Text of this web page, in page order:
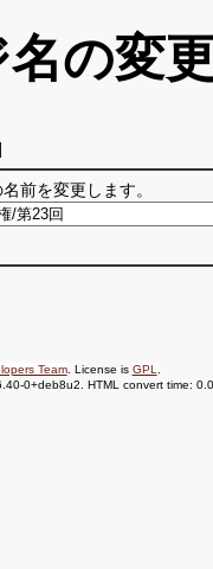
の変
前を変更します。
Team. License is GPL
0+deb8u2. HTML convert time: